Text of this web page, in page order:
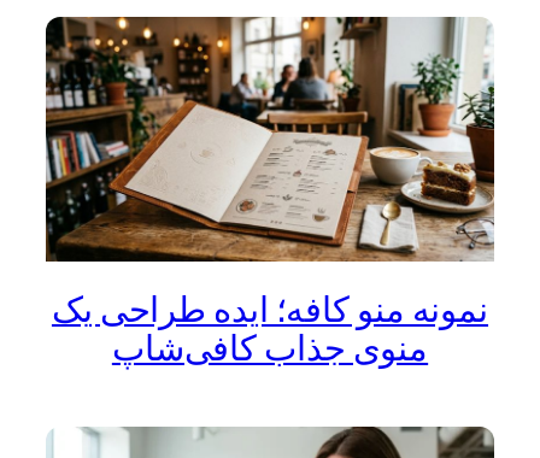
نمونه منو کافه؛ ایده‌ طراحی یک
منوی جذاب کافی‌شاپ